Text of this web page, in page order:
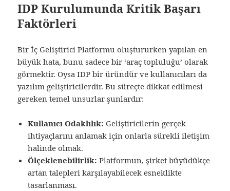
IDP Kurulumunda Kritik Başarı
Faktörleri
Bir İç Geliştirici Platformu oluştururken yapılan en
büyük hata, bunu sadece bir ‘araç topluluğu’ olarak
görmektir. Oysa IDP bir üründür ve kullanıcıları da
yazılım geliştiricilerdir. Bu süreçte dikkat edilmesi
gereken temel unsurlar şunlardır:
Kullanıcı Odaklılık: Geliştiricilerin gerçek
ihtiyaçlarını anlamak için onlarla sürekli iletişim
halinde olmak.
Ölçeklenebilirlik: Platformun, şirket büyüdükçe
artan talepleri karşılayabilecek esneklikte
tasarlanması.